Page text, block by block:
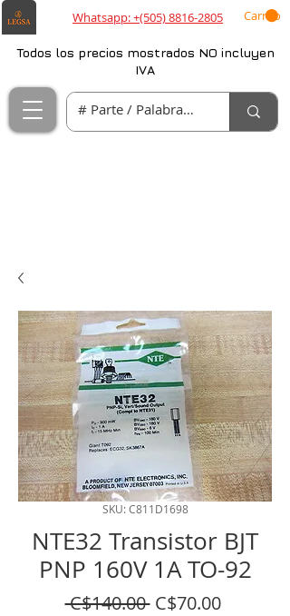
Whatsapp: +(505) 8816-2805 Carrito
Todos los precios mostrados NO incluyen
IVA
SKU: C811D1698
NTE32 Transistor BJT
PNP 160V 1A TO-92
C$140.00 Regular
C$70.00Sale